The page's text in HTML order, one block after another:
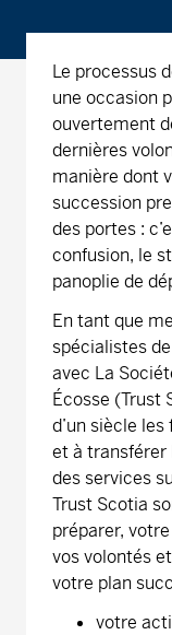
Le processus
une occasion
ouvertement
dernières
manière dont
succession
des portes :
confusion, le
panoplie de
En tant que
spécialistes
avec La
Écosse (Trust
d’un siècle
et à transférer
des services
Trust Scotia
préparer,
vos volontés
votre plan
votre